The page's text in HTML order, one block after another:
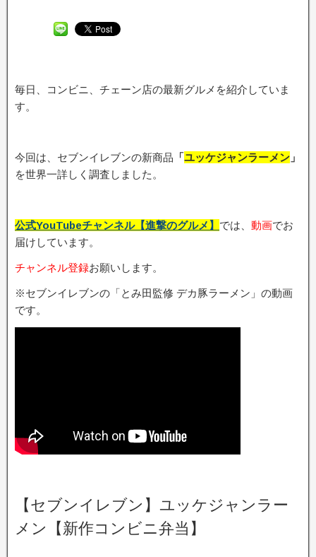
毎日、コンビニ、チェーン店の最新グルメを紹介していま
す。
今回は、セブンイレブンの新商品 「ユッケジャンラーメン 」
を世界一詳しく調査しました。
公式YouTubeチャンネル【進撃のグルメ】 では、 動画でお
届けしています。
チャンネル登録お願いします。
※セブンイレブンの「とみ田監修 デカ豚ラーメン」の動画
です。
【セブンイレブン】ユッケジャンラー
メン【新作コンビニ弁当】